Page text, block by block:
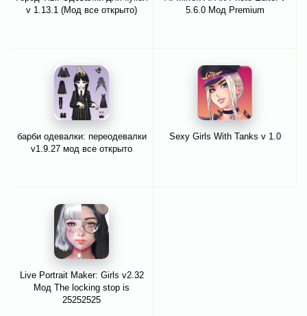
v 1.13.1 (Мод все открыто)
5.6.0 Мод Premium
барби одевалки: переодевалки
v1.9.27 мод все открыто
Sexy Girls With Tanks v 1.0
Live Portrait Maker: Girls v2.32
Мод The locking stop is
25252525